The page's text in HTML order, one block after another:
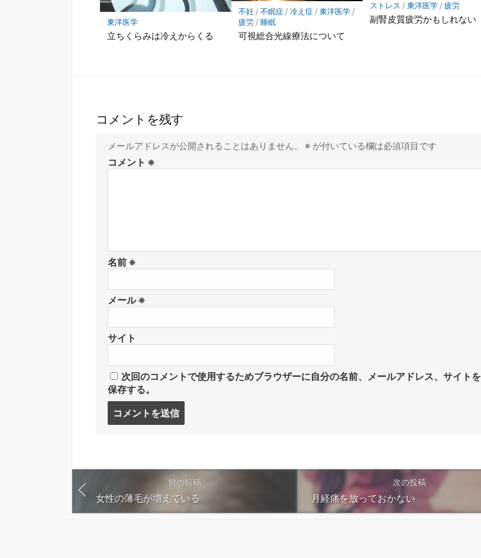
東洋医学
立ちくらみは冷えからくる
不妊/不眠症 /冷え症 /東洋医学/
疲労/睡眠
可視総合光線療法について
ストレス /東洋医学/疲労
副腎皮質疲労かもしれない
コメントを残す
メールアドレスが公開されることはありません。 ※ が付いている欄は必須項目です
コメント ※
名前 ※
メール※
サイト
次回のコメントで使用するためブラウザーに自分の名前、メールアドレス、サイトを
保存する。
る
前の投稿
女性の薄毛が増えている
次の投稿
月経痛を放っておかない